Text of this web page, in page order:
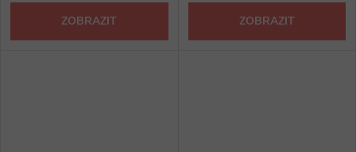
ZOBRAZIT ZOBRAZIT